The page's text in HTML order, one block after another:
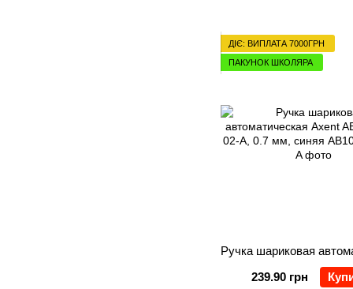
ДІЄ: ВИПЛАТА 7000ГРН
ПАКУНОК ШКОЛЯРА
239.90 грн